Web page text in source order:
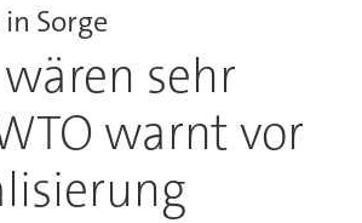
Sorge
sehr
warnt vor